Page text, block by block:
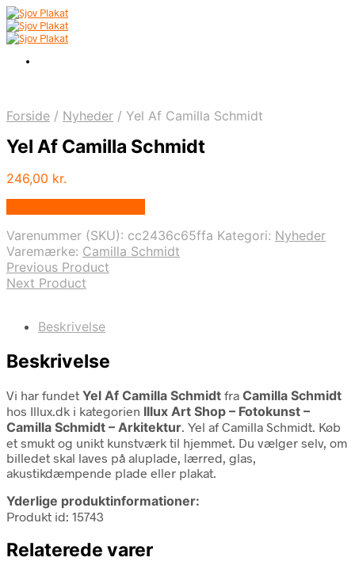
Forside / Nyheder / Yel Af Camilla Schmidt
Yel Af Camilla Schmidt
246,00 kr.
Varenummer (SKU): cc2436c65ffa Kategori: Nyheder
Varemærke: Camilla Schmidt
Previous Product
Next Product
Beskrivelse
Beskrivelse
Vi har fundet Yel Af Camilla Schmidt fra Camilla Schmidt
hos Illux.dk i kategorien Illux Art Shop – Fotokunst –
Camilla Schmidt – Arkitektur. Yel af Camilla Schmidt. Køb
et smukt og unikt kunstværk til hjemmet. Du vælger selv, om
billedet skal laves på aluplade, lærred, glas,
akustikdæmpende plade eller plakat.
Yderlige produktinformationer:
Produkt id: 15743
Relaterede varer